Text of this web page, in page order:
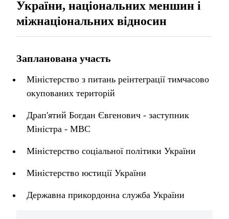
України, національних меншин і
міжнаціональних відносин
Запланована участь
Міністерство з питань реінтеграції тимчасово
окупованих територій
Драп'ятий Богдан Євгенович - заступник
Міністра - МВС
Міністерство соціальної політики України
Міністерство юстиції України
Державна прикордонна служба України